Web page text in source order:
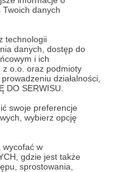
danych
technologii
danych, dostęp do
i ich
z o.o. oraz podmioty
działalności,
DO SERWISU.
swoje preferencje
wybierz opcję
wycofać w
gdzie jest także
sprostowania,
i za zostanie
;) Przyczyniasz
rozwoju mojej
ma
nowe wpisy na
nazwisko na liście
na Klasycznej
album z muzyką
lub XXI wieku lub